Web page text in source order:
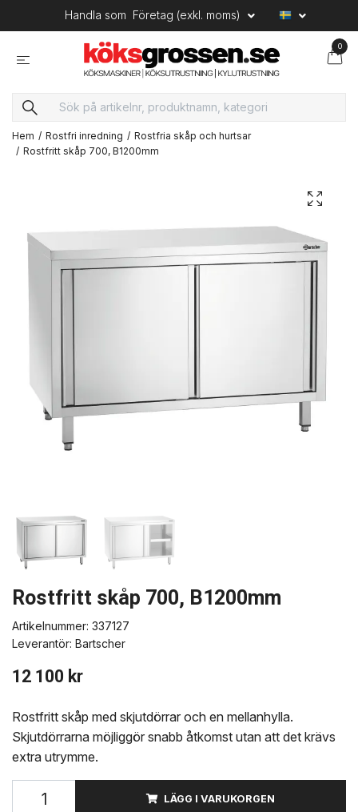
Handla som Företag (exkl. moms)
0
Hem Rostfri inredning
Rostfria skåp och hurtsar
Rostfritt skåp 700, B1200mm
Rostfritt skåp 700, B1200mm
Artikelnummer: 337127
Leverantör: Bartscher
12 100 kr
Rostfritt skåp med skjutdörrar och en mellanhylla.
Skjutdörrarna möjliggör snabb åtkomst utan att det krävs
extra utrymme.
LÄGG I VARUKORGEN